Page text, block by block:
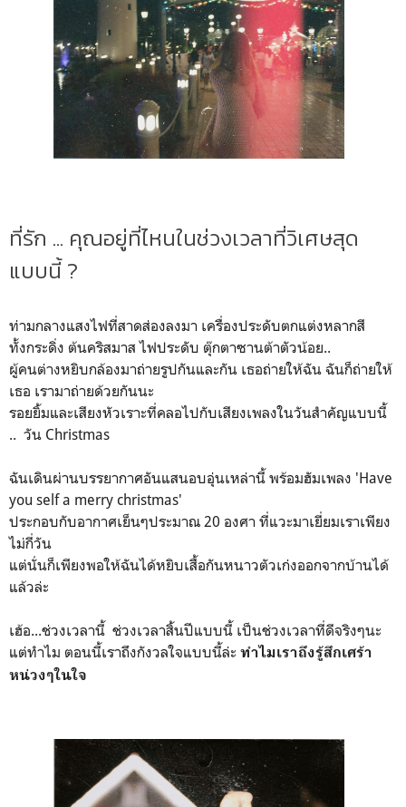
ที่รัก ... คุณอยู่ที่ไหนในช่วงเวลาที่วิเศษสุด
แบบนี้ ?
ท่ามกลางแสงไฟที่สาดส่องลงมา เครื่องประดับตกแต่งหลากสี
ทั้งกระดิ่ง ต้นคริสมาส ไฟประดับ ตุ๊กตาซานต้าตัวน้อย..
ผู้คนต่างหยิบกล้องมาถ่ายรูปกันและกัน เธอถ่ายให้ฉัน ฉันก็ถ่ายให้
เธอ เรามาถ่ายด้วยกันนะ
รอยยิ้มและเสียงหัวเราะที่คลอไปกับเสียงเพลงในวันสำคัญแบบนี้
.. วัน Christmas
ฉันเดินผ่านบรรยากาศอันแสนอบอุ่นเหล่านี้ พร้อมฮัมเพลง 'Have
you self a merry christmas'
ประกอบกับอากาศเย็นๆประมาณ 20 องศา ที่แวะมาเยี่ยมเราเพียง
ไม่กี่วัน
แต่นั่นก็เพียงพอให้ฉันได้หยิบเสื้อกันหนาวตัวเก่งออกจากบ้านได้
แล้วล่ะ
เฮ้อ...ช่วงเวลานี้ ช่วงเวลาสิ้นปีแบบนี้ เป็นช่วงเวลาที่ดีจริงๆนะ
แต่ทำไม ตอนนี้เราถึงกังวลใจแบบนี้ล่ะ ทำไมเราถึงรู้สึกเศร้า
หน่วงๆในใจ